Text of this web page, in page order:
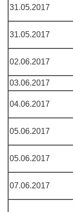
31.05.2017
31.05.2017
02.06.2017
03.06.2017
04.06.2017
05.06.2017
05.06.2017
07.06.2017